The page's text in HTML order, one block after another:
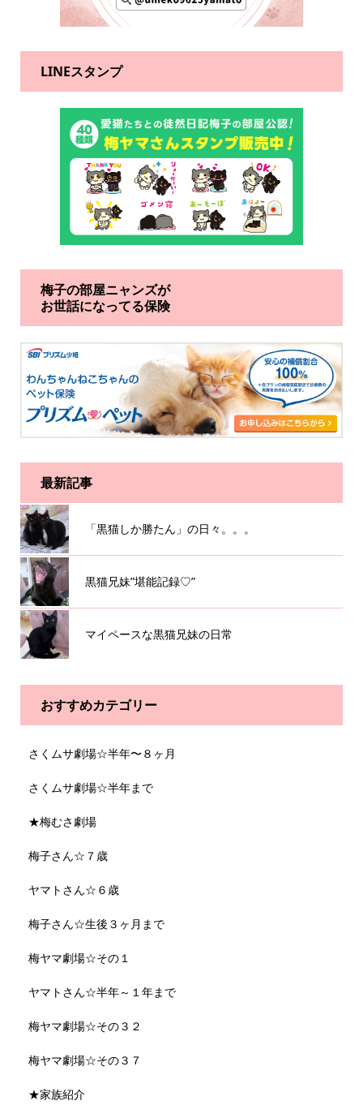
LINEスタンプ
梅子の部屋ニャンズが
お世話になってる保険
最新記事
「黒猫しか勝たん」の日々。。。
黒猫兄妹”堪能記録♡”
マイペースな黒猫兄妹の日常
おすすめカテゴリー
さくムサ劇場☆半年〜８ヶ月
さくムサ劇場☆半年まで
★梅むさ劇場
梅子さん☆７歳
ヤマトさん☆６歳
梅子さん☆生後３ヶ月まで
梅ヤマ劇場☆その１
ヤマトさん☆半年～１年まで
梅ヤマ劇場☆その３２
梅ヤマ劇場☆その３７
★家族紹介